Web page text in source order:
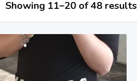
Showing 11–20 of 48 results